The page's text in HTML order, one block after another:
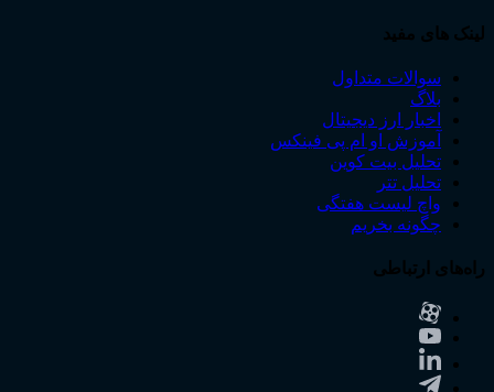
لینک های مفید
سوالات متداول
بلاگ
اخبار ارز دیجیتال
آموزش او ام پی فینکس
تحلیل بیت کوین
تحلیل تتر
واچ لیست هفتگی
چگونه بخریم
راه‌های ارتباطی